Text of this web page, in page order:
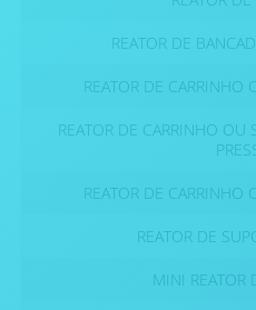
REATOR DE
REATOR DE CARRINHO
REATOR DE CARRINHO OU
REATOR DE CARRINHO
REATOR DE
MINI REATOR